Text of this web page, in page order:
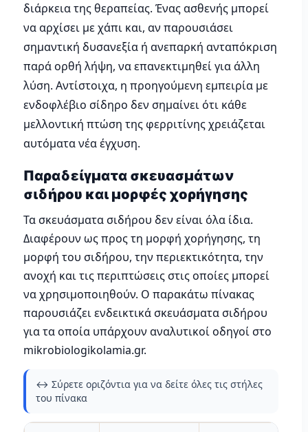
διάρκεια της θεραπείας. Ένας ασθενής μπορεί
να αρχίσει με χάπι και, αν παρουσιάσει
σημαντική δυσανεξία ή ανεπαρκή ανταπόκριση
παρά ορθή λήψη, να επανεκτιμηθεί για άλλη
λύση. Αντίστοιχα, η προηγούμενη εμπειρία με
ενδοφλέβιο σίδηρο δεν σημαίνει ότι κάθε
μελλοντική πτώση της φερριτίνης χρειάζεται
αυτόματα νέα έγχυση.
Παραδείγματα σκευασμάτων
σιδήρου και μορφές χορήγησης
Τα σκευάσματα σιδήρου δεν είναι όλα ίδια.
Διαφέρουν ως προς τη μορφή χορήγησης, τη
μορφή του σιδήρου, την περιεκτικότητα, την
ανοχή και τις περιπτώσεις στις οποίες μπορεί
να χρησιμοποιηθούν. Ο παρακάτω πίνακας
παρουσιάζει ενδεικτικά σκευάσματα σιδήρου
για τα οποία υπάρχουν αναλυτικοί οδηγοί στο
mikrobiologikolamia.gr.
↔️ Σύρετε οριζόντια για να δείτε όλες τις στήλες
του πίνακα